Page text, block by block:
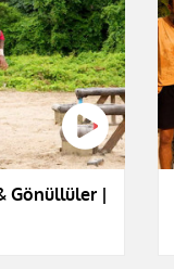
Gönüllüler |